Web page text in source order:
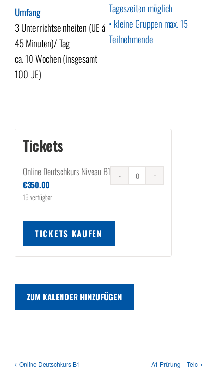
Umfang
3 Unterrichtseinheiten (UE á
45 Minuten)/ Tag
ca. 10 Wochen (insgesamt
100 UE)
Tageszeiten möglich
• kleine Gruppen max. 15
Teilnehmende
Tickets
Online Deutschkurs Niveau B1
€350.00
15verfügbar
Anzahl
TICKETS KAUFEN
ZUM KALENDER HINZUFÜGEN
Online Deutschkurs B1 A1 Prüfung – Telc